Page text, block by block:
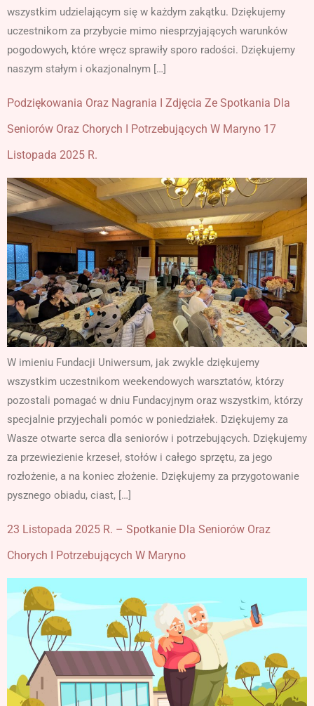
wszystkim udzielającym się w każdym zakątku. Dziękujemy
uczestnikom za przybycie mimo niesprzyjających warunków
pogodowych, które wręcz sprawiły sporo radości. Dziękujemy
naszym stałym i okazjonalnym […]
Podziękowania Oraz Nagrania I Zdjęcia Ze Spotkania Dla
Seniorów Oraz Chorych I Potrzebujących W Maryno 17
Listopada 2025 R.
W imieniu Fundacji Uniwersum, jak zwykle dziękujemy
wszystkim uczestnikom weekendowych warsztatów, którzy
pozostali pomagać w dniu Fundacyjnym oraz wszystkim, którzy
specjalnie przyjechali pomóc w poniedziałek. Dziękujemy za
Wasze otwarte serca dla seniorów i potrzebujących. Dziękujemy
za przewiezienie krzeseł, stołów i całego sprzętu, za jego
rozłożenie, a na koniec złożenie. Dziękujemy za przygotowanie
pysznego obiadu, ciast, […]
23 Listopada 2025 R. – Spotkanie Dla Seniorów Oraz
Chorych I Potrzebujących W Maryno